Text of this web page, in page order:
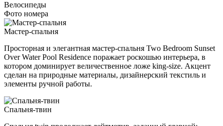
Велосипеды
Фото номера
Мастер-спальня
Просторная и элегантная мастер-спальня Two Bedroom Sunset
Over Water Pool Residence поражает роскошью интерьера, в
котором доминирует величественное ложе king-size. Акцент
сделан на природные материалы, дизайнерский текстиль и
элементы ручной работы.
Спальня-твин